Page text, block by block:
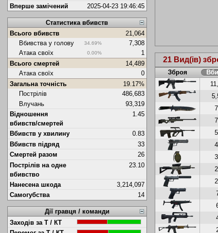
Вперше замічений 2025-04-23 19:46:45
Статистика вбивств
Всього вбивств
21,064
Вбивства у голову
34.69%
7,308
Атака своїх
0.00%
1
Всього смертей
14,489
Атака своїх
0
Загальна точність
19.17%
Пострілів
486,683
Влучань
93,319
Відношення
вбивств/смертей
1.45
Вбивств у хвилину
0.83
Вбивств підряд
33
Смертей разом
26
Пострілів на одне
вбивство
23.10
Нанесена шкода
3,214,097
Самогубства
14
Дії гравця / команди
Заходів за Т / КТ
21 Вид(ів)
Зброя